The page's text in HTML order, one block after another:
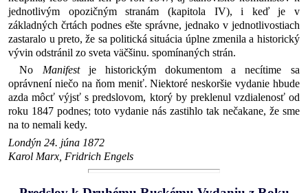
jednotlivým opozičným stranám (kapitola IV), i keď je v
základných črtách podnes ešte správne, jednako v jednotlivostiach
zastaralo u preto, že sa politická situácia úplne zmenila a historický
vývin odstránil zo sveta väčšinu. spomínaných strán.
No Manifestje historickým dokumentom a necítime sa
oprávnení niečo na ňom meniť. Niektoré neskoršie vydanie hbude
azda môcť výjsť s predslovom, ktorý by preklenul vzdialenosť od
roku 1847 podnes; toto vydanie nás zastihlo tak nečakane, že sme
na to nemali kedy.
Londýn 24. júna 1872
Karol Marx, Fridrich Engels